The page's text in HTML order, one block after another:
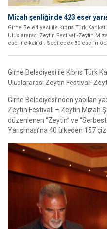
Mizah şenliğinde 423 eser
Girne Belediyesi ile Kıbrıs Türk
Uluslararası Zeytin Festivali-Zeytin
eser ile katıldı. Seçilecek 30 eserin
Girne Belediyesi ile Kıbrıs Türk
Uluslararası Zeytin Festivali-
Girne Belediyesi’nden yapılan
Zeytin Festivali – Zeytin Mizah
düzenlenen “Zeytin” ve
Yarışması’na 40 ülkeden 157